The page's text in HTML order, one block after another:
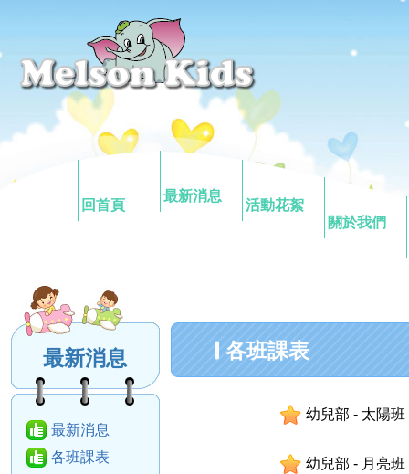
回首頁
最新消息
活動花絮
關於我們
最新消息
最新消息
各班課表
各班課表
幼兒部 - 太陽
幼兒部 - 月亮